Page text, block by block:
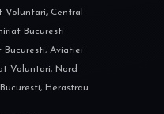
Central
Bucuresti
Aviatiei
Voluntari, Nord
Herastrau